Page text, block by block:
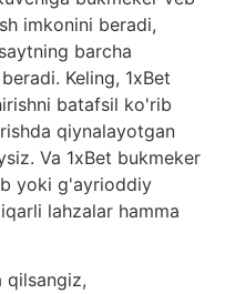
imkonini beradi,
barcha
Keling, 1xBet
batafsil ko'rib
qiynalayotgan
Va 1xBet bukmeker
yoki g'ayrioddiy
lahzalar hamma
qilsangiz,